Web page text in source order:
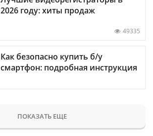
2026 году: хиты продаж
49335
Как безопасно купить б/у
смартфон: подробная инструкция
ПОКАЗАТЬ ЕЩЕ